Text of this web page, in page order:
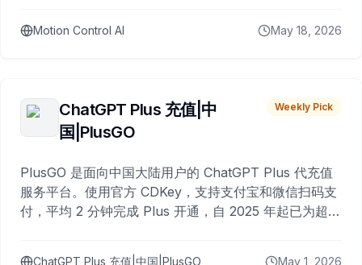
Motion Control AI May 18, 2026
ChatGPT Plus 充值|中
国|PlusGO
Weekly Pick
PlusGO 是面向中国大陆用户的 ChatGPT Plus 代充值
服务平台。使用官方 CDKey，支持支付宝和微信扫码支
付，平均 2 分钟完成 Plus 开通，自 2025 年起已为超过
ChatGPT Plus 充值|中国|PlusGO May 1, 2026